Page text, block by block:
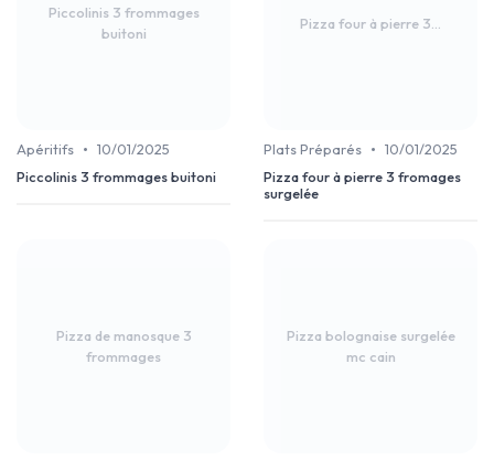
Piccolinis 3 frommages
buitoni
Apéritifs • 10/01/2025
Piccolinis 3 frommages buitoni
Pizza four à pierre 3...
Plats Préparés • 10/01/2025
Pizza four à pierre 3 fromages
surgelée
Pizza de manosque 3
frommages
Pizza bolognaise surgelée
mc cain